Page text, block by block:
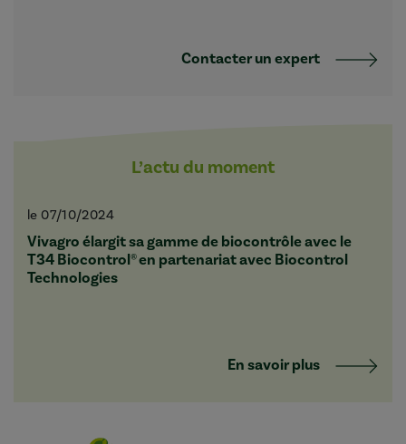
Contacter un expert
L’actu du moment
le 07/10/2024
Vivagro élargit sa gamme de biocontrôle avec le
T34 Biocontrol® en partenariat avec Biocontrol
Technologies
En savoir plus